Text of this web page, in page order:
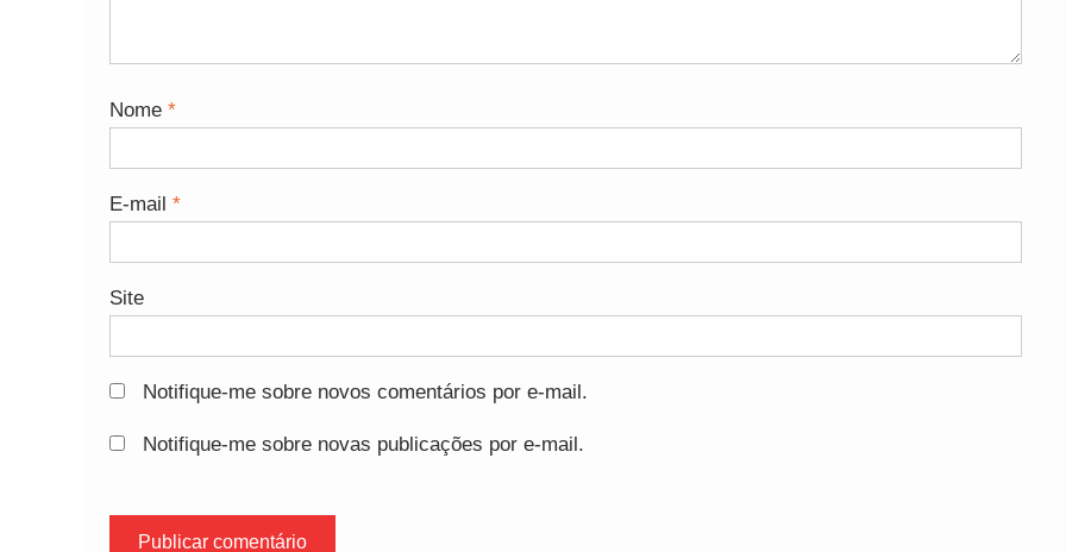
Nome *
E-mail *
Site
Notifique-me sobre novos comentários por e-mail.
Notifique-me sobre novas publicações por e-mail.